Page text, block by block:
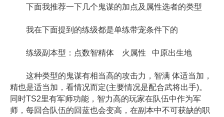
下面我推荐一下几个鬼谋的加点及属性选者的类型
我在下面提到的练级都是单练带宠条件下的
练级副本型：点数智精体 火属性 中原出生地
这种类型的鬼谋有相当高的攻击力，智满 体适当加，
精也是适当加，看情况而定(主要情况是配合武将出手)。
同时TS2里有军师功能，智力高的玩家在队伍中作为军
师，每回合队伍的回蓝也会变高，在副本中不可获缺的职